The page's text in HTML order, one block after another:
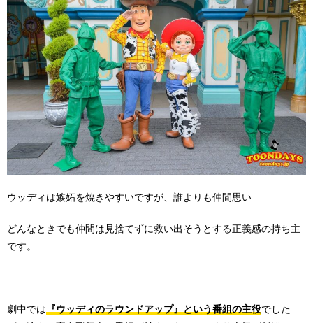
ウッディは嫉妬を焼きやすいですが、誰よりも仲間思い
どんなときでも仲間は見捨てずに救い出そうとする正義感の持ち主
です。
劇中では『ウッディのラウンドアップ』という番組の主役でした